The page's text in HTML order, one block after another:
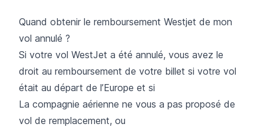
Quand obtenir le remboursement Westjet de mon
vol annulé ?
Si votre vol WestJet a été annulé, vous avez le
droit au remboursement de votre billet si votre vol
était au départ de l’Europe et si
La compagnie aérienne ne vous a pas proposé de
vol de remplacement, ou